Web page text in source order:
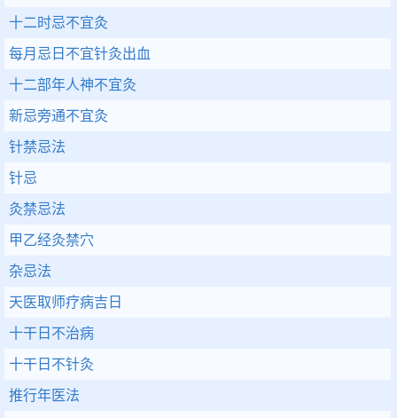
十二时忌不宜灸
每月忌日不宜针灸出血
十二部年人神不宜灸
新忌旁通不宜灸
针禁忌法
针忌
灸禁忌法
甲乙经灸禁穴
杂忌法
天医取师疗病吉日
十干日不治病
十干日不针灸
推行年医法